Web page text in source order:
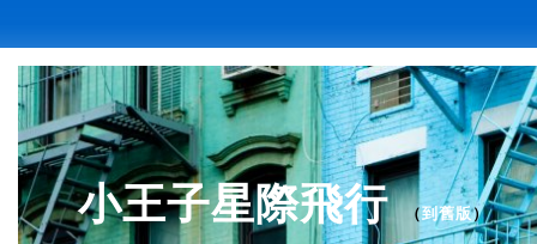
小王子星際飛行（到舊版）